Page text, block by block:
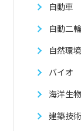
自動車
自動二輪
自然環境
バイオ
海洋生物
建築技術